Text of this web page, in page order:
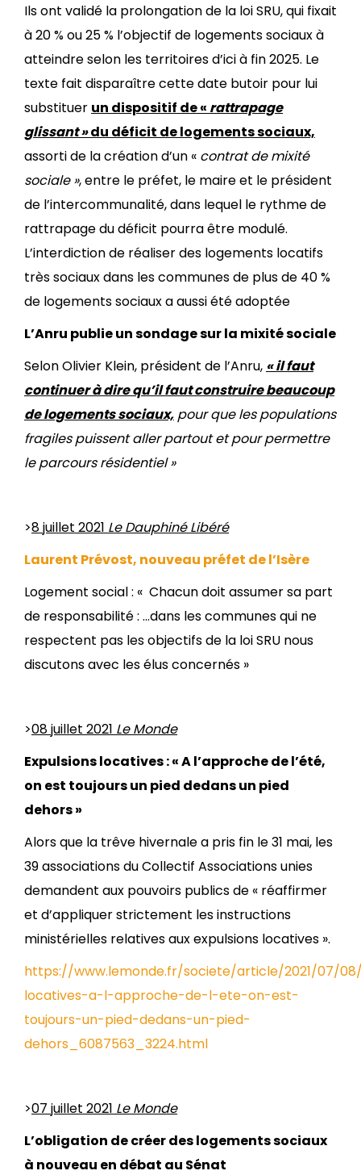
Ils ont validé la prolongation de la loi SRU, qui fixait
à 20 % ou 25 % l’objectif de logements sociaux à
atteindre selon les territoires d’ici à fin 2025. Le
texte fait disparaître cette date butoir pour lui
substituer un dispositif de « rattrapage
glissant »du déficit de logements sociaux,
assorti de la création d’un « contrat de mixité
sociale », entre le préfet, le maire et le président
de l’intercommunalité, dans lequel le rythme de
rattrapage du déficit pourra être modulé.
L’interdiction de réaliser des logements locatifs
très sociaux dans les communes de plus de 40 %
de logements sociaux a aussi été adoptée
L’Anru publie un sondage sur la mixité sociale
Selon Olivier Klein, président de l’Anru, « il faut
continuer à dire qu’il faut construire beaucoup
de logements sociaux, pour que les populations
fragiles puissent aller partout et pour permettre
le parcours résidentiel »
>8 juillet 2021 Le Dauphiné Libéré
Laurent Prévost, nouveau préfet de l’Isère
Logement social : « Chacun doit assumer sa part
de responsabilité : …dans les communes qui ne
respectent pas les objectifs de la loi SRU nous
discutons avec les élus concernés »
>08 juillet 2021 Le Monde
Expulsions locatives : « A l’approche de l’été,
on est toujours un pied dedans un pied
dehors »
Alors que la trêve hivernale a pris fin le 31 mai, les
39 associations du Collectif Associations unies
demandent aux pouvoirs publics de « réaffirmer
et d’appliquer strictement les instructions
ministérielles relatives aux expulsions locatives ».
https://www.lemonde.fr/societe/article/2021/07/
locatives-a-l-approche-de-l-ete-on-est-
toujours-un-pied-dedans-un-pied-
dehors_6087563_3224.html
>07 juillet 2021 Le Monde
L’obligation de créer des logements sociaux
à nouveau en débat au Sénat